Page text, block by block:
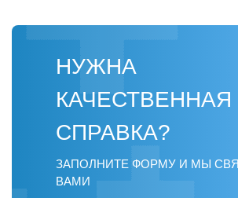
НУЖНА
КАЧЕСТВЕННАЯ
СПРАВКА?
ЗАПОЛНИТЕ ФОРМУ И МЫ
ВАМИ